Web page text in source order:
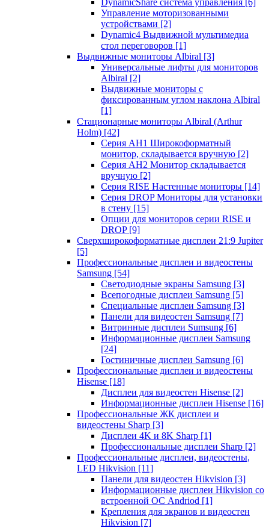
DynamicShare система управления [6]
Управление моторизованными
устройствами [2]
Dynamic4 Выдвижной мультимедиа
стол переговоров [1]
Выдвижные мониторы Albiral [3]
Универсальные лифты для мониторов
Albiral [2]
Выдвижные мониторы с
фиксированным углом наклона Albiral
[1]
Стационарные мониторы Albiral (Arthur
Holm) [42]
Серия AH1 Широкоформатный
монитор, складывается вручную [2]
Серия AH2 Монитор складывается
вручную [2]
Серия RISE Настенные мониторы [14]
Серия DROP Мониторы для установки
в стену [15]
Опции для мониторов серии RISE и
DROP [9]
Сверхширокоформатные дисплеи 21:9 Jupiter
[5]
Профессиональные дисплеи и видеостены
Samsung [54]
Светодиодные экраны Samsung [3]
Всепогодные дисплеи Samsung [5]
Специальные дисплеи Samsung [3]
Панели для видеостен Samsung [7]
Витринные дисплеи Sumsung [6]
Информационные дисплеи Samsung
[24]
Гостиничные дисплеи Samsung [6]
Профессиональные дисплеи и видеостены
Hisense [18]
Дисплеи для видеостен Hisense [2]
Информационные дисплеи Hisense [16]
Профессиональные ЖК дисплеи и
видеостены Sharp [3]
Дисплеи 4K и 8K Sharp [1]
Профессиональные дисплеи Sharp [2]
Профессиональные дисплеи, видеостены,
LED Hikvision [11]
Панели для видеостен Hikvision [3]
Информационные дисплеи Hikvision со
встроенной ОС Andriod [1]
Крепления для экранов и видеостен
Hikvision [7]